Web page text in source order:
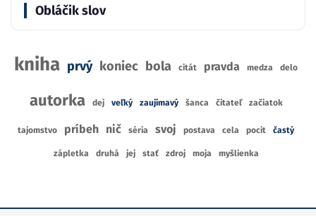
Obláčik slov
kniha prvý koniec bola citát pravda medza delo
autorka dej veľký zaujímavý šanca čitateľ začiatok
tajomstvo príbeh nič séria svoj postava cela pocit častý
zápletka druhá jej stať zdroj moja myšlienka